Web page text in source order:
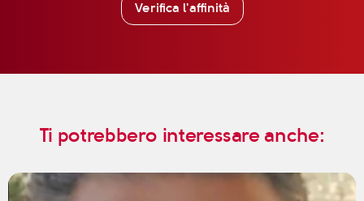
Verifica l'affinità
Ti potrebbero interessare anche: